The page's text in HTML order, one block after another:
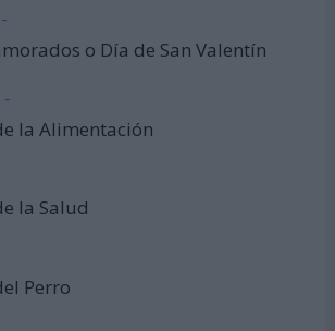
o Día de San Valentín
la Alimentación
la Salud
Perro